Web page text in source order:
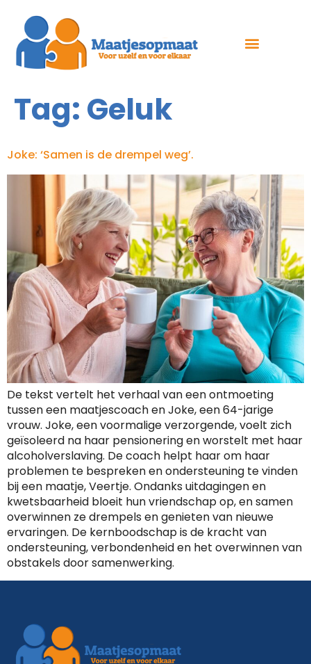
Tag: Geluk
Joke: ‘Samen is de drempel weg’.
De tekst vertelt het verhaal van een ontmoeting
tussen een maatjescoach en Joke, een 64-jarige
vrouw. Joke, een voormalige verzorgende, voelt zich
geïsoleerd na haar pensionering en worstelt met haar
alcoholverslaving. De coach helpt haar om haar
problemen te bespreken en ondersteuning te vinden
bij een maatje, Veertje. Ondanks uitdagingen en
kwetsbaarheid bloeit hun vriendschap op, en samen
overwinnen ze drempels en genieten van nieuwe
ervaringen. De kernboodschap is de kracht van
ondersteuning, verbondenheid en het overwinnen van
obstakels door samenwerking.